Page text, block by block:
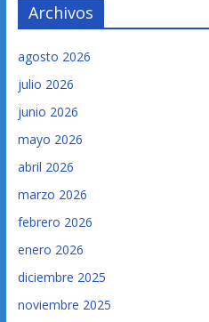
Archivos
agosto 2026
julio 2026
junio 2026
mayo 2026
abril 2026
marzo 2026
febrero 2026
enero 2026
diciembre 2025
noviembre 2025